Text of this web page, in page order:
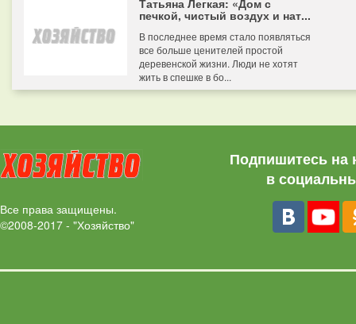
Татьяна Легкая: «Дом с
печкой, чистый воздух и нат...
В последнее время стало появляться
все больше ценителей простой
деревенской жизни. Люди не хотят
жить в спешке в бо...
Все права защищены.
©2008-2017 - "Хозяйство"
Подпишитесь на
в